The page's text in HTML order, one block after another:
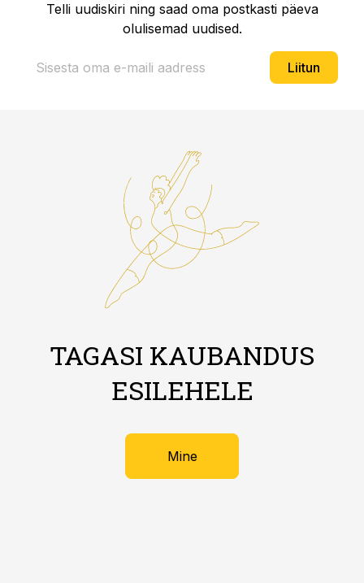
Telli uudiskiri ning saad oma postkasti päeva
olulisemad uudised.
Liitun
TAGASI KAUBANDUS
ESILEHELE
Mine